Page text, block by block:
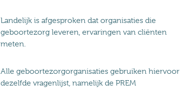
Landelijk is afgesproken dat organisaties die
geboortezorg leveren, ervaringen van cliënten
meten.
Alle geboortezorgorganisaties gebruiken hiervoor
dezelfde vragenlijst, namelijk de PREM